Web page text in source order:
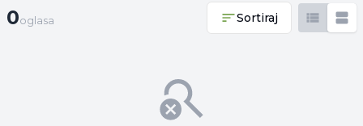
0 oglasa
0oglasa Sortiraj